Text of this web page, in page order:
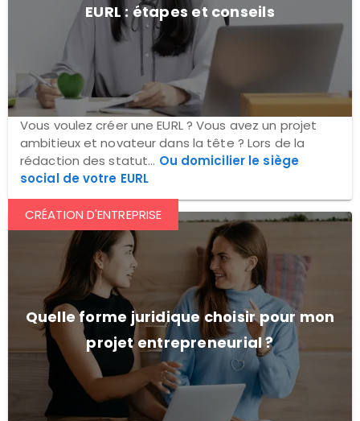
EURL : étapes et conseils
Vous voulez créer une EURL ? Vous avez un projet
ambitieux et novateur dans la tête ? Lors de la
rédaction des statut... Ou domicilier le siège
social de votre EURL
Quelle forme juridique choisir pour mon
projet entrepreneurial ?
CRÉATION D'ENTREPRISE